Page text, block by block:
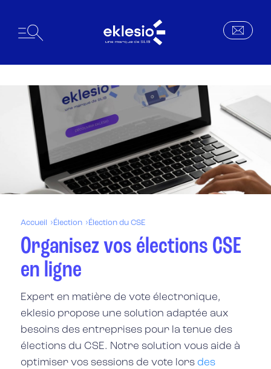
Accueil Élection Élection du CSE
Organisez vos élections CSE
en ligne
Expert en matière de vote électronique,
eklesiopropose une solution adaptée aux
besoins des entreprises pour la tenue des
élections du CSE. Notre solution vous aide à
optimiser vos sessions de vote lors des